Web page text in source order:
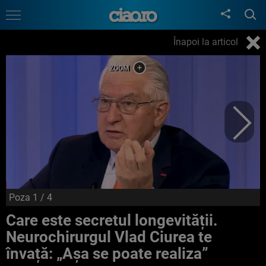
Înapoi la articol
Poza 1 / 4
Care este secretul longevității.
Neurochirurgul Vlad Ciurea te
învață: „Așa se poate realiza”